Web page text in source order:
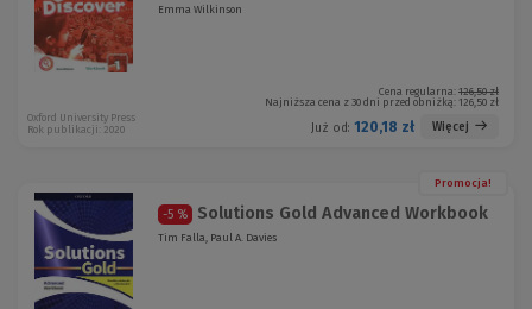
Emma Wilkinson
Cena regularna: 126,50 zł
Najniższa cena z 30 dni przed obniżką: 126,50 zł
Już od: 120,18 zł Więcej
Oxford University Press
Rok publikacji: 2020
Promocja!
-5 % Solutions Gold Advanced Workbook
Tim Falla, Paul A. Davies